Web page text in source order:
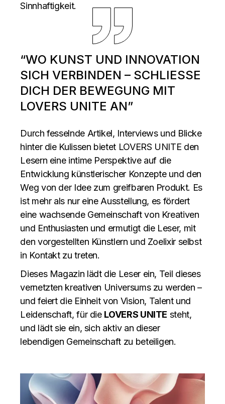
Sinnhaftigkeit.
“WO KUNST UND INNOVATION
SICH VERBINDEN – SCHLIESSE D
ICH DER BEWEGUNG MIT L
OVERS UNITE AN”
Durch fesselnde Artikel, Interviews und Blicke
hinter die Kulissen bietet LOVERS UNITE den
Lesern eine intime Perspektive auf die
Entwicklung künstlerischer Konzepte und den
Weg von der Idee zum greifbaren Produkt. Es
ist mehr als nur eine Ausstellung, es fördert
eine wachsende Gemeinschaft von Kreativen
und Enthusiasten und ermutigt die Leser, mit
den vorgestellten Künstlern und Zoelixir selbst
in Kontakt zu treten.
Dieses Magazin lädt die Leser ein, Teil dieses
vernetzten kreativen Universums zu werden –
und feiert die Einheit von Vision, Talent und
Leidenschaft, für die LOVERS UNITE steht,
und lädt sie ein, sich aktiv an dieser
lebendigen Gemeinschaft zu beteiligen.